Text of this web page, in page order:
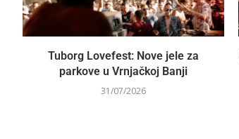
Tuborg Lovefest: Nove jele za
parkove u Vrnjačkoj Banji
31/07/2026